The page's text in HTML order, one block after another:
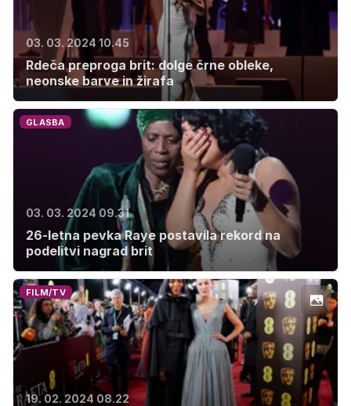
03. 03. 2024 10.45
Rdeča preproga brit: dolge črne obleke,
neonske barve in žirafa
GLASBA
03. 03. 2024 09.31
26-letna pevka Raye postavila rekord na
podelitvi nagrad brit
FILM/TV
19. 02. 2024 08.22